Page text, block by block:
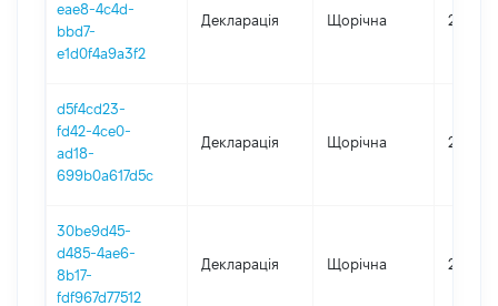
eae8-4c4d-
bbd7-
e1d0f4a9a3f2
Декларація Щорічна 2025
d5f4cd23-
fd42-4ce0-
ad18-
699b0a617d5c
Декларація Щорічна 2024
30be9d45-
d485-4ae6-
8b17-
fdf967d77512
Декларація Щорічна 2023